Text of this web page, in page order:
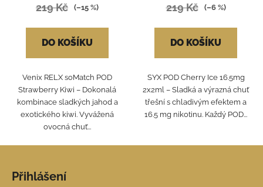
219 Kč (–15 %)
DO KOŠÍKU
Venix RELX soMatch POD
Strawberry Kiwi – Dokonalá
kombinace sladkých jahod a
exotického kiwi. Vyvážená
ovocná chuť...
219 Kč (–6 %)
DO KOŠÍKU
SYX POD Cherry Ice 16.5mg
2x2ml – Sladká a výrazná chuť
třešní s chladivým efektem a
16.5 mg nikotinu. Každý POD...
Přihlášení